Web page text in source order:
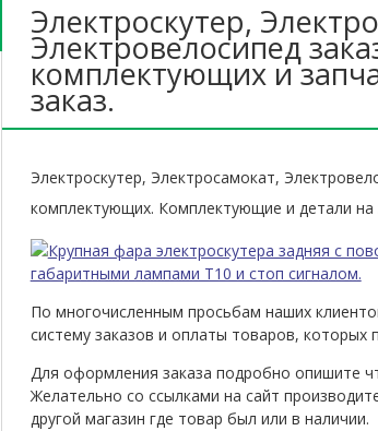
Электроскутер,
Электровелосипед
комплектующих и
заказ.
Электроскутер, Электросамокат,
комплектующих. Комплектующие и детали на
По многочисленным просьбам наших
систему заказов и оплаты товаров, которых
Для оформления заказа подробно опишите
Желательно со ссылками на сайт
другой магазин где товар был или в наличии.